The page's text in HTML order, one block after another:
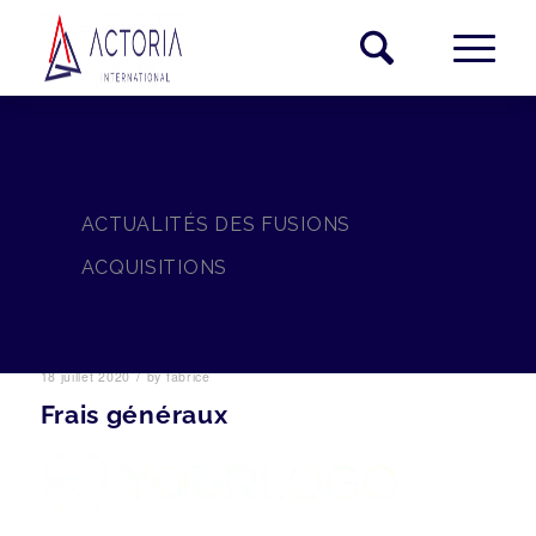
ACTUALITÉS DES FUSIONS
ACQUISITIONS
18 juillet 2020 / byfabrice
Frais généraux